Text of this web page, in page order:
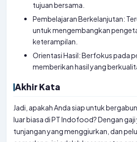
tujuan bersama.
Pembelajaran Berkelanjutan:
untuk mengembangkan
keterampilan.
Orientasi Hasil: Berfokus pada
memberikan hasil yang
Akhir Kata
Jadi, apakah Anda siap untuk
luar biasa di PT Indofood? Dengan
tunjangan yang menggiurkan, dan